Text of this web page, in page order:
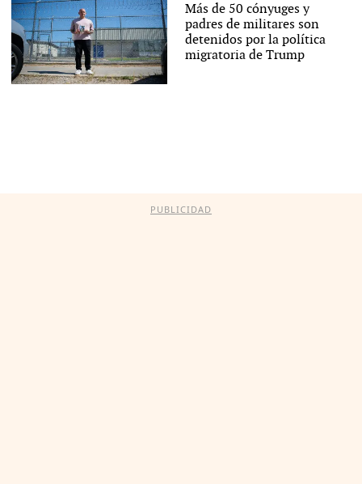
Más de 50 cónyuges y
padres de militares son
detenidos por la política
migratoria de Trump
PUBLICIDAD